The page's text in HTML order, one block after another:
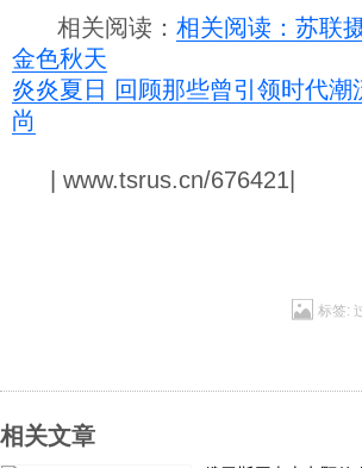
相关阅读： 相关阅读：苏联
金色秋天
炎炎夏日 回顾那些曾引领时代潮
尚
| www.tsrus.cn/676421|
标签:
相关文章